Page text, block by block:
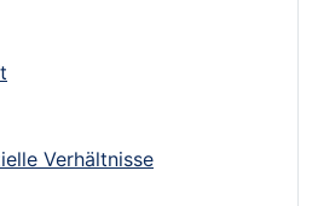
Verhältnisse